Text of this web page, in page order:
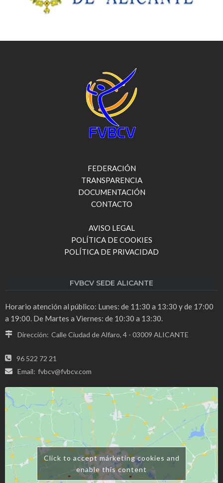
FEDERACIÓN
TRANSPARENCIA
DOCUMENTACIÓN
CONTACTO
AVISO LEGAL
POLÍTICA DE COOKIES
POLÍTICA DE PRIVACIDAD
FVBCV SEDE ALICANTE
Horario atención al público: Lunes: de 11:30 a 13:30 y de 17:00
a 19:00. De Martes a Viernes: de 10:30 a 13:30.
Dirección: Calle Ciudad de Alfaro, 4 - 03009 ALICANTE
96 522 72 21
Email: fvbcv@fvbcv.com
Click to accept márketing cookies and
enable this content